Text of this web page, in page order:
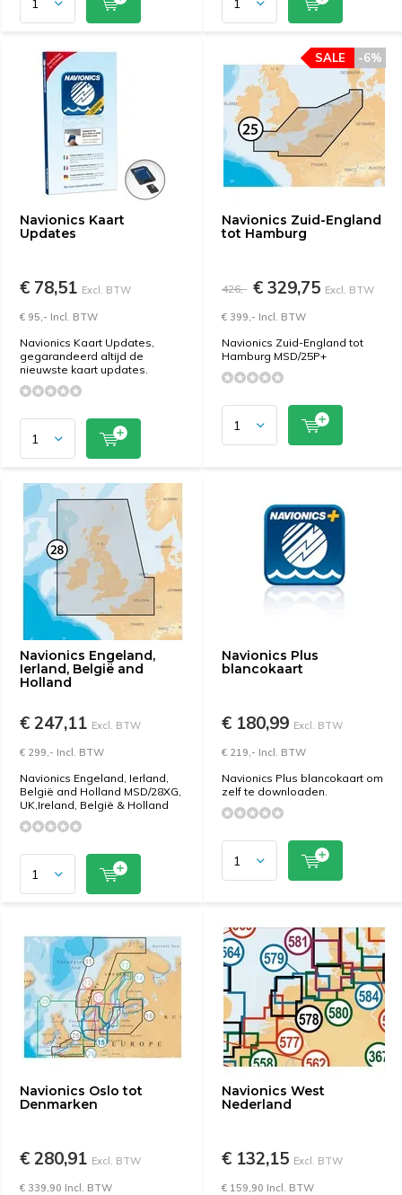
Navionics Kaart
Updates
€ 78,51 Excl. BTW
€ 95,- Incl. BTW
Navionics Kaart Updates,
gegarandeerd altijd de
nieuwste kaart updates.
Navionics Zuid-England
tot Hamburg
-6%
SALE
426,- € 329,75 Excl. BTW
€ 399,- Incl. BTW
Navionics Zuid-England tot
Hamburg MSD/25P+
Navionics Engeland,
Ierland, België and
Holland
€ 247,11 Excl. BTW
€ 299,- Incl. BTW
Navionics Engeland, Ierland,
België and Holland MSD/28XG,
UK,Ireland, België & Holland
Navionics Plus
blancokaart
€ 180,99 Excl. BTW
€ 219,- Incl. BTW
Navionics Plus blancokaart om
zelf te downloaden.
Navionics Oslo tot
Denmarken
€ 280,91 Excl. BTW
€ 339,90 Incl. BTW
Navionics West
Nederland
€ 132,15 Excl. BTW
€ 159,90 Incl. BTW